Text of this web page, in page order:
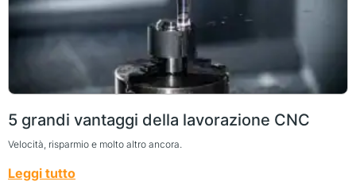
5 grandi vantaggi della lavorazione CNC
Velocità, risparmio e molto altro ancora.
Leggi tutto